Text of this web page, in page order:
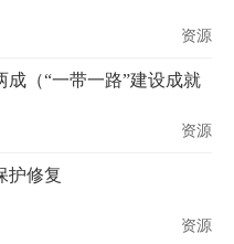
资源
（“一带一路”建设成就
资源
护修复
资源